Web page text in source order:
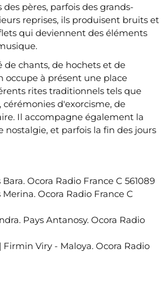
pères, parfois des grands-
reprises, ils produisent bruits et
qui deviennent des éléments
de chants, de hochets et de
occupe à présent une place
rites traditionnels tels que
cérémonies d'exorcisme, de
Il accompagne également la
nostalgie, et parfois la fin des jours
Bara. Ocora Radio France C 561089
Merina. Ocora Radio France C
Pays Antanosy. Ocora Radio
| Firmin Viry - Maloya. Ocora Radio